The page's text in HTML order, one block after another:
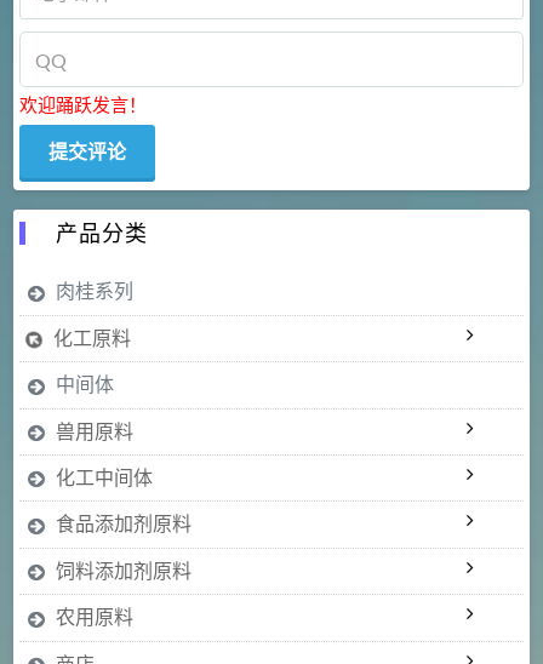
欢迎踊跃发言！
产品分类
肉桂系列
化工原料
中间体
兽用原料
化工中间体
食品添加剂原料
饲料添加剂原料
农用原料